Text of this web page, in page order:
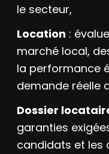
le secteur,
Location :
marché local,
la performance
demande réelle
Dossier
garanties
candidats et les